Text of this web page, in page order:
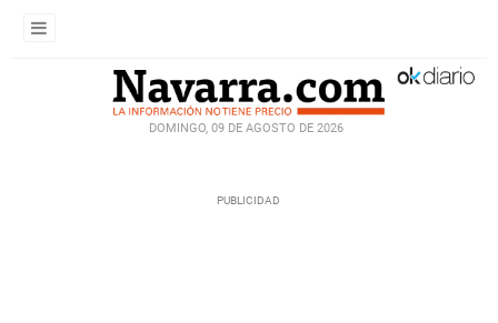
DOMINGO, 09 DE AGOSTO DE 2026